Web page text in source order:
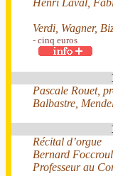
Henri Laval,
Verdi, Wagner,
- cinq euros
Pascale Rouet,
Balbastre,
Récital d’orgue
Bernard
Professeur au